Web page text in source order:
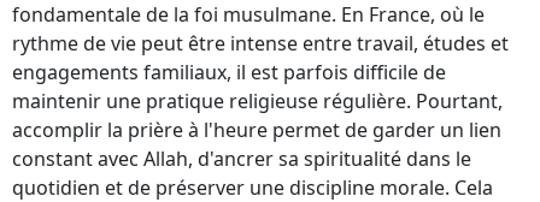
fondamentale de la foi musulmane. En France, où le
rythme de vie peut être intense entre travail, études et
engagements familiaux, il est parfois difficile de
maintenir une pratique religieuse régulière. Pourtant,
accomplir la prière à l'heure permet de garder un lien
constant avec Allah, d'ancrer sa spiritualité dans le
quotidien et de préserver une discipline morale. Cela